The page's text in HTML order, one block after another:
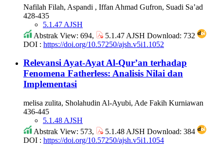
Nafilah Filah, Aspandi , Iffan Ahmad Gufron, Suadi Sa’ad
428-435
5.1.47 AJSH
Abstrak View: 694,
5.1.47 AJSH Download: 732
DOI : https://doi.org/10.57250/ajsh.v5i1.1052
Relevansi Ayat-Ayat Al-Qur’an terhadap
Fenomena Fatherless: Analisis Nilai dan
Implementasi
melisa zulita, Sholahudin Al-Ayubi, Ade Fakih Kurniawan
436-445
5.1.48 AJSH
Abstrak View: 573,
5.1.48 AJSH Download: 384
DOI : https://doi.org/10.57250/ajsh.v5i1.1054